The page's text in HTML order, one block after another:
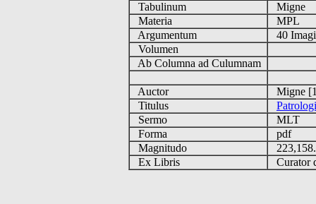
Tabulinum
Migne
Materia
MPL
Argumentum
40
Volumen
Ab Columna ad Culumnam
Auctor
Migne
Titulus
Sermo
MLT
Forma
pdf
Magnitudo
Ex Libris
Curator